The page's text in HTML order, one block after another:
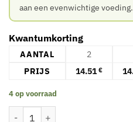
aan een evenwichtige voeding.
Kwantumkorting
AANTAL 2
PRIJS
14.51€
4 op voorraad
Aura Herbals - Vitamine K2